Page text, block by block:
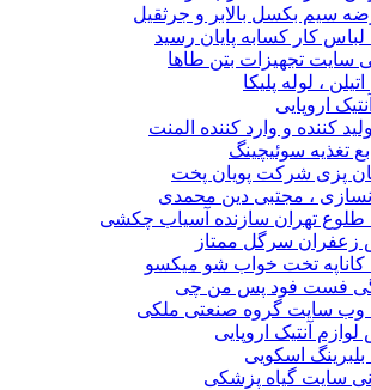
سیم بکسل بالابر و جرثقیل
کار کسابه پایان رسید
سایت تجهیزات بتن طاها
، لوله پلیکا
اروپایی
کننده و وارد کننده المنت
تغذیه سوئیچینگ
نان پزی شرکت پویان پخت
، مجتبی دین محمدی
تهران سازنده آسیاب چکشی
زعفران سرگل ممتاز
تخت خواب شو میکسو
فست فود پس من چی
سایت گروه صنعتی ملکی
آنتیک اروپایی
اسکویی
سایت گیاه پزشکی